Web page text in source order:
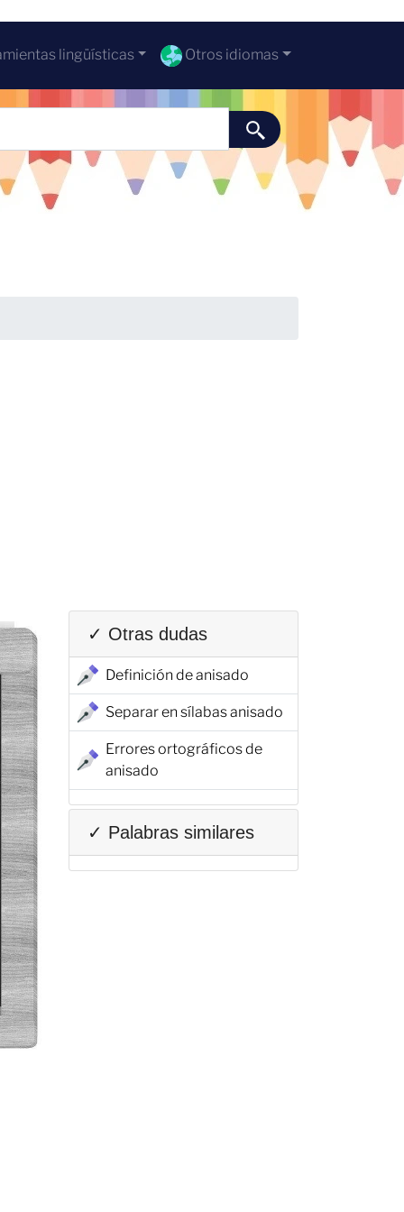
lingüísticas Otros idiomas
✓ Otras dudas
Definición de anisado
Separar en sílabas anisado
Errores ortográficos de
anisado
✓ Palabras similares